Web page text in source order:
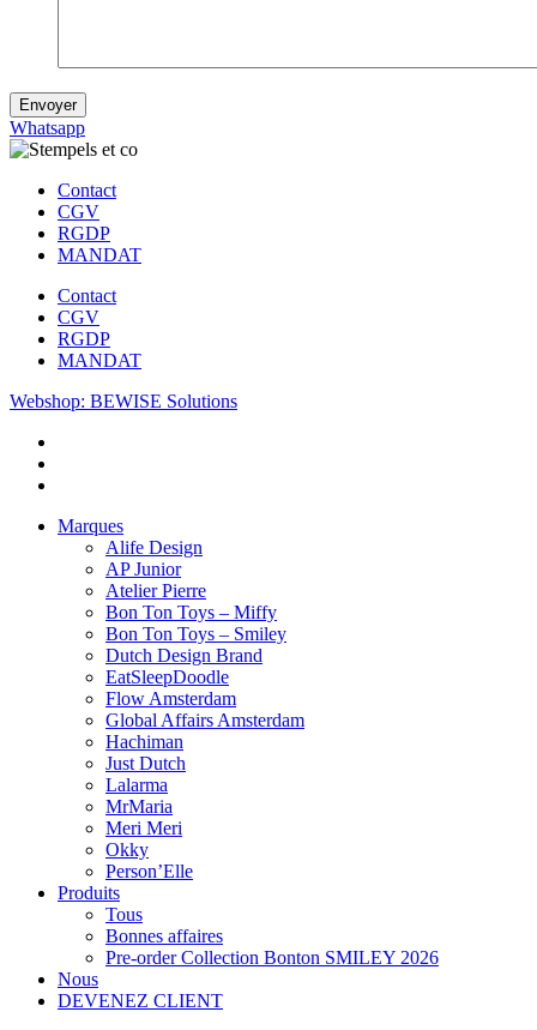
Envoyer
Whatsapp
Contact
CGV
RGDP
MANDAT
Contact
CGV
RGDP
MANDAT
Webshop: BEWISE Solutions
Marques
Alife Design
AP Junior
Atelier Pierre
Bon Ton Toys – Miffy
Bon Ton Toys – Smiley
Dutch Design Brand
EatSleepDoodle
Flow Amsterdam
Global Affairs Amsterdam
Hachiman
Just Dutch
Lalarma
MrMaria
Meri Meri
Okky
Person’Elle
Produits
Tous
Bonnes affaires
Pre-order Collection Bonton SMILEY 2026
Nous
DEVENEZ CLIENT